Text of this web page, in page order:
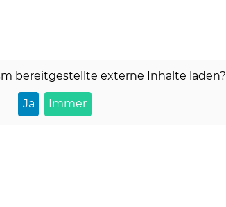
bereitgestellte externe Inhalte laden?
Ja Immer